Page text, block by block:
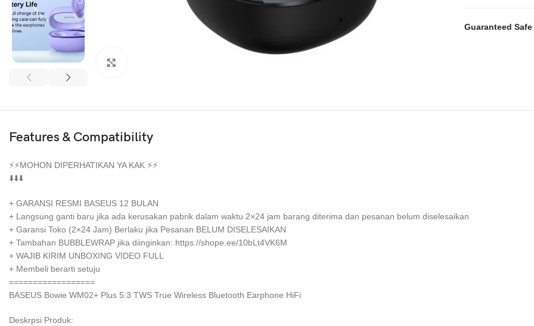
Guaranteed
Features & Compatibility
⚡️⚡️MOHON DIPERHATIKAN YA KAK ⚡️⚡️
⬇️⬇️⬇️
+ GARANSI RESMI BASEUS 12 BULAN
+ Langsung ganti baru jika ada kerusakan pabrik dalam waktu 2×24 jam barang diterima dan pesanan belum diselesaikan
+ Garansi Toko (2×24 Jam) Berlaku jika Pesanan BELUM DISELESAIKAN
+ Tambahan BUBBLEWRAP jika diinginkan: https://shope.ee/10bLt4VK6M
+ WAJIB KIRIM UNBOXING VIDEO FULL
+ Membeli berarti setuju
==================
BASEUS Bowie WM02+ Plus 5.3 TWS True Wireless Bluetooth Earphone HiFi
Deskrpsi Produk: